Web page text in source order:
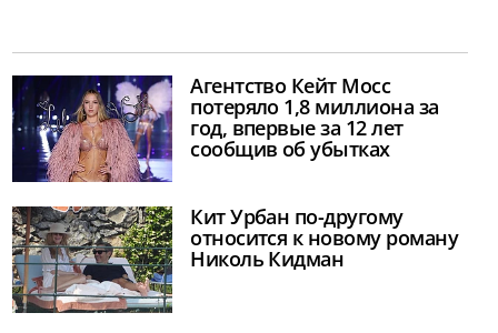
Агентство Кейт Мосс
потеряло 1,8 миллиона за
год, впервые за 12 лет
сообщив об убытках
Кит Урбан по-другому
относится к новому роману
Николь Кидман